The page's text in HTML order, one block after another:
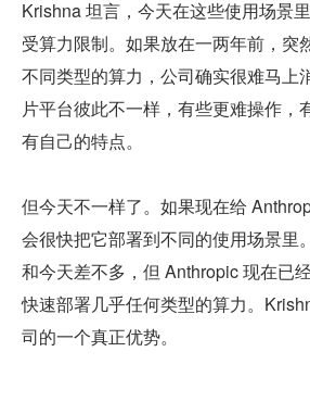
Krishna 坦言，今天在这些使用场景
受算力限制。如果放在一两年前，突
不同类型的算力，公司确实很难马上
片平台彼此不一样，有些更难操作，
有自己的特点。
但今天不一样了。如果现在给
会很快把它部署到不同的使用场景里
和今天差不多，但 Anthropic 现在已
快速部署几乎任何类型的算力。
司的一个真正优势。